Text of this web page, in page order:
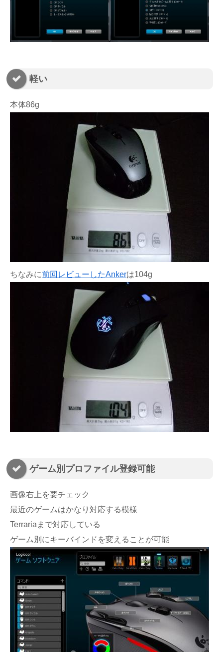
軽い
本体86g
ちなみに前回レビューしたAnkerは104g
ゲーム別プロファイル登録可能
画像右上を要チェック
最近のゲームはかなり対応する模様
Terrariaまで対応している
ゲーム別にキーバインドを変えることが可能